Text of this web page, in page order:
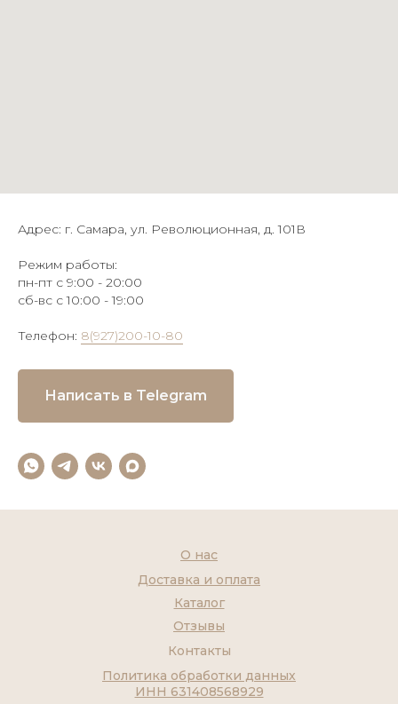
Адрес: г. Самара, ул. Революционная, д. 101В
Режим работы:
пн-пт с 9:00 - 20:00
сб-вс с 10:00 - 19:00
Телефон: 8(927)200-10-80
Написать в Telegram
Контакты
Каталог
О нас
Доставка и оплата
Отзывы
Политика обработки данных
ИНН 631408568929